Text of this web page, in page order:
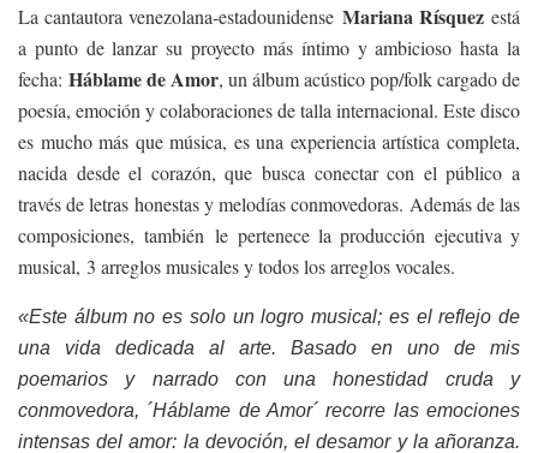
La cantautora venezolana-estadounidense Mariana Rísquezestá
a punto de lanzar su proyecto más íntimo y ambicioso hasta la
fecha: Háblame de Amor, un álbum acústico pop/folk cargado de
poesía, emoción y colaboraciones de talla internacional. Este disco
es mucho más que música, es una experiencia artística completa,
nacida desde el corazón, que busca conectar con el público a
través de letras honestas y melodías conmovedoras. Además de las
composiciones, también le pertenece la producción ejecutiva y
musical, 3 arreglos musicales y todos los arreglos vocales.
«Este álbum no es solo un logro musical; es el reflejo de
una vida dedicada al arte. Basado en uno de mis
poemarios y narrado con una honestidad cruda y
conmovedora, ´Háblame de Amor´ recorre las emociones
intensas del amor: la devoción, el desamor y la añoranza.